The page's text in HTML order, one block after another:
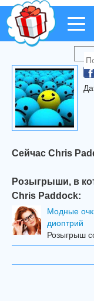
Сейчас Chris
Розыгрыши, в
Chris Paddock:
Модные
диоптрий
Розыгрыш